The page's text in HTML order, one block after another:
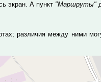
экран. А пункт "Маршруты"
различия между ними